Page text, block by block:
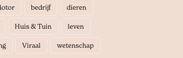
bedrijf dieren
Huis & Tuin leven
Viraal wetenschap